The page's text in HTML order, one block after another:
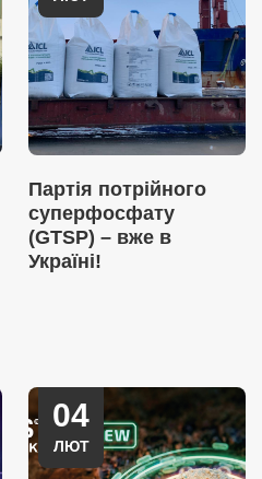
Партія потрійного
суперфосфату
(GTSP) – вже в
Україні!
04
ЛЮТ